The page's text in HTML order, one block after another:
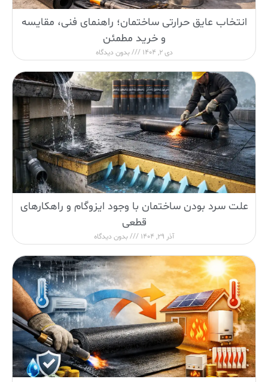
انتخاب عایق حرارتی ساختمان؛ راهنمای فنی، مقایسه
و خرید مطمئن
دی 2, 1404 بدون دیدگاه
علت سرد بودن ساختمان با وجود ایزوگام و راهکارهای
قطعی
آذر 29, 1404 بدون دیدگاه